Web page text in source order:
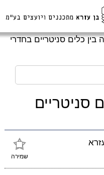
בין כלים סניטריים בחדרי
סניטריים
שמירה